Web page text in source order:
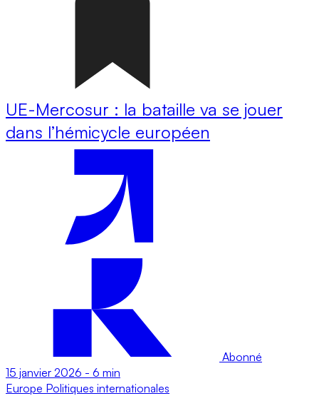
UE-Mercosur : la bataille va se jouer
dans l’hémicycle européen
Abonné
15 janvier 2026 - 6 min
Europe Politiques internationales